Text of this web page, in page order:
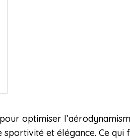
optimiser
et élégance. Ce qui